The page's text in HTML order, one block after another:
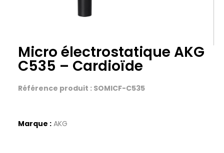
Micro électrostatique AKG
C535 – Cardioïde
Référence produit : SOMICF-C535
Marque : AKG